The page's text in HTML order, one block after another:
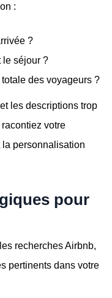
:
?
le séjour ?
des voyageurs ?
les descriptions trop
votre
la personnalisation
pour
recherches Airbnb,
pertinents dans votre